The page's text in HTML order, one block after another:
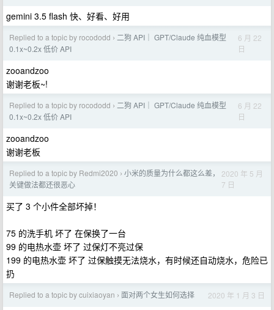
gemini 3.5 flash 快、好看、好用
Replied to a topic by rocododd › 二狗 API｜ GPT/Claude 纯血模型
0.1x~0.2x 低价 API
6 月 22
日
zooandzoo
谢谢老板~!
Replied to a topic by rocododd › 二狗 API｜ GPT/Claude 纯血模型
0.1x~0.2x 低价 API
6 月 22
日
zooandzoo
谢谢老板
Replied to a topic by Redmi2020 › 小米的质量为什么都这么差，
关键做法都还很恶心
2020 年 5 月
7 日
买了 3 个小件全部坏掉！
75 的洗手机 坏了 在保换了一台
99 的电热水壶 坏了 过保灯不亮过保
199 的电热水壶 坏了 过保触摸无法烧水，有时候还自动烧水，危险已
扔
Replied to a topic by cuixiaoyan › 面对两个女生如何选择 2020 年 1 月 3 日